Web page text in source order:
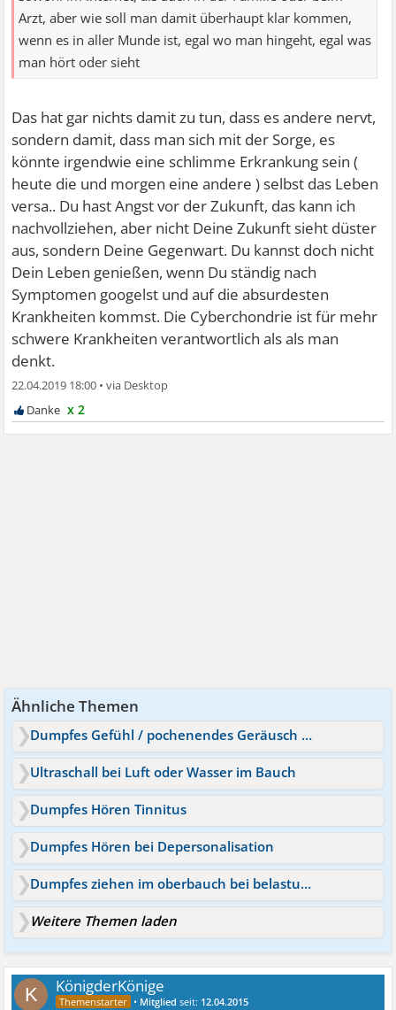
Arzt, aber wie soll man damit überhaupt klar kommen,
wenn es in aller Munde ist, egal wo man hingeht, egal was
man hört oder sieht
Das hat gar nichts damit zu tun, dass es andere nervt,
sondern damit, dass man sich mit der Sorge, es
könnte irgendwie eine schlimme Erkrankung sein (
heute die und morgen eine andere ) selbst das Leben
versa.. Du hast Angst vor der Zukunft, das kann ich
nachvollziehen, aber nicht Deine Zukunft sieht düster
aus, sondern Deine Gegenwart. Du kannst doch nicht
Dein Leben genießen, wenn Du ständig nach
Symptomen googelst und auf die absurdesten
Krankheiten kommst. Die Cyberchondrie ist für mehr
schwere Krankheiten verantwortlich als als man
denkt.
22.04.2019 18:00 •
x 2
Ähnliche Themen
Dumpfes Gefühl / pochenendes Geräusch auf linkem Ohr
Ultraschall bei Luft oder Wasser im Bauch
Dumpfes Hören Tinnitus
Dumpfes Hören bei Depersonalisation
Dumpfes ziehen im oberbauch bei belastung
Weitere Themen laden
K KönigderKönige
• Mitglied seit: 12.04.2015